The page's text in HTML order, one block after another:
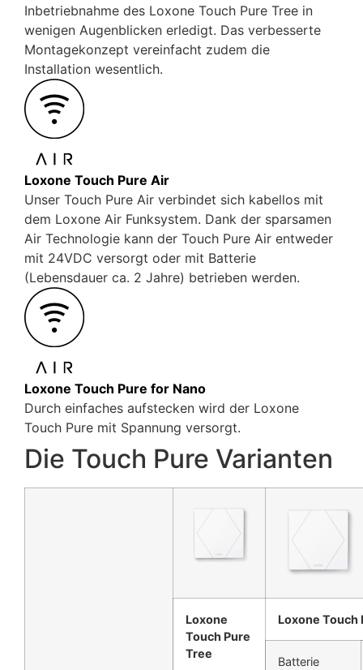
Inbetriebnahme des Loxone Touch Pure Tree in
wenigen Augenblicken erledigt. Das verbesserte
Montagekonzept vereinfacht zudem die
Installation wesentlich.
Loxone Touch Pure Air
Unser Touch Pure Air verbindet sich kabellos mit
dem Loxone Air Funksystem. Dank der sparsamen
Air Technologie kann der Touch Pure Air entweder
mit 24VDC versorgt oder mit Batterie
(Lebensdauer ca. 2 Jahre) betrieben werden.
Loxone Touch Pure for Nano
Durch einfaches aufstecken wird der Loxone
Touch Pure mit Spannung versorgt.
Die Touch Pure Varianten
Loxone
Touch Pure
Tree
Loxone Touch
Batterie